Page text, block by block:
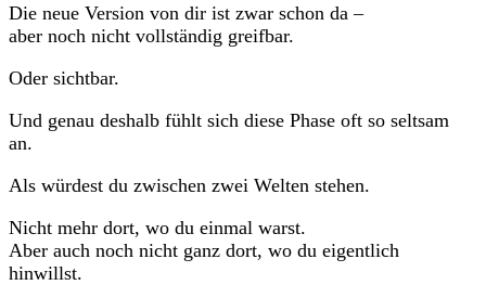
Die neue Version von dir ist zwar schon da –
aber noch nicht vollständig greifbar.
Oder sichtbar.
Und genau deshalb fühlt sich diese Phase oft so seltsam
an.
Als würdest du zwischen zwei Welten stehen.
Nicht mehr dort, wo du einmal warst.
Aber auch noch nicht ganz dort, wo du eigentlich
hinwillst.